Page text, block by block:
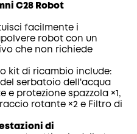
COPIA
C28 Robot
facilmente i
robot con un
che non richiede
kit di ricambio include:
serbatoio dell'acqua
e protezione spazzola ×1,
rotante ×2 e Filtro di
di